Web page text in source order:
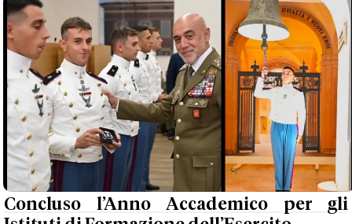
Concluso l’Anno Accademico per gli